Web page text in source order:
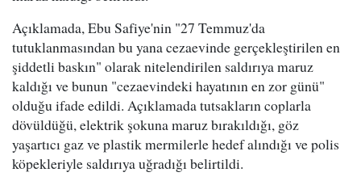
Açıklamada, Ebu Safiye'nin "27 Temmuz'da
tutuklanmasından bu yana cezaevinde gerçekleştirilen en
şiddetli baskın" olarak nitelendirilen saldırıya maruz
kaldığı ve bunun "cezaevindeki hayatının en zor günü"
olduğu ifade edildi. Açıklamada tutsakların coplarla
dövüldüğü, elektrik şokuna maruz bırakıldığı, göz
yaşartıcı gaz ve plastik mermilerle hedef alındığı ve polis
köpekleriyle saldırıya uğradığı belirtildi.